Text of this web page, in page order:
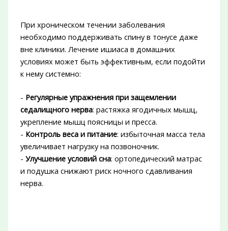
При хроническом течении заболевания
необходимо поддерживать спину в тонусе даже
вне клиники. Лечение ишиаса в домашних
условиях может быть эффективным, если подойти
к нему системно:
- Регулярные упражнения при защемлении
седалищного нерва: растяжка ягодичных мышц,
укрепление мышц поясницы и пресса.
- Контроль веса и питание: избыточная масса тела
увеличивает нагрузку на позвоночник.
- Улучшение условий сна: ортопедический матрас
и подушка снижают риск ночного сдавливания
нерва.